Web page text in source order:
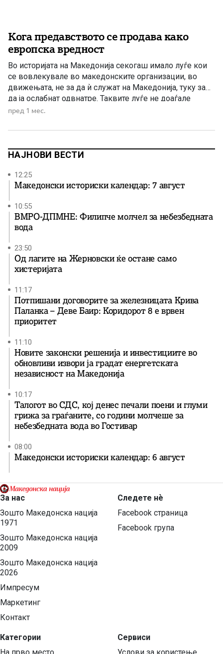
Кога предавството се продава како
европска вредност
Во историјата на Македонија секогаш имало луѓе кои
се вовлекувале во македонските организации, во
движењата, не за да ѝ служат на Македонија, туку за
да ја ослабнат одвнатре. Таквите луѓе не доаѓале
секогаш со туѓа униформа. Не доаѓале секогаш со
македонско име, со патриотски зборови, со големи
пред 1 мес.
НАЈНОВИ ВЕСТИ
12:25
Македонски историски календар: 7 август
10:55
ВМРО-ДПМНЕ: Филипче молчел за небезбедната
вода
23:50
Од лагите на Жерновски ќе остане само
хистеријата
11:17
Потпишани договорите за железницата Крива
Паланка – Деве Баир: Коридорот 8 е врвен
приоритет
11:10
Новите законски решенија и инвестициите во
обновливи извори ја градат енергетската
независност на Македонија
10:17
Талогот во СДС, кој денес печали поени и глуми
грижа за граѓаните, со години молчеше за
небезбедната вода во Гостивар
08:00
Македонски историски календар: 6 август
За нас
Зошто Македонска нација
1971
Зошто Македонска нација
2009
Зошто Македонска нација
2026
Импресум
Маркетинг
Контакт
Категории
Следете нѐ
Facebook страница
Facebook група
Сервиси